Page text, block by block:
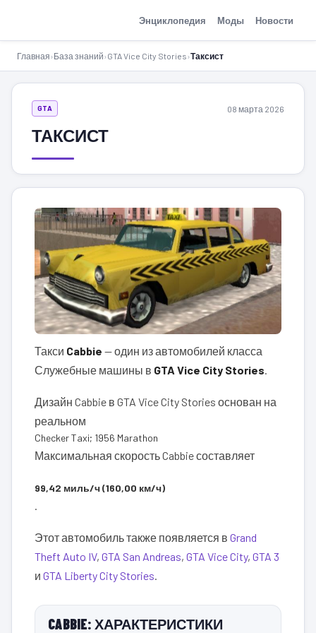
Энциклопедия Моды Новости
Главная›База знаний›GTA Vice City Stories›Таксист
GTA 08 марта 2026
ТАКСИСТ
Такси Cabbie — один из автомобилей класса
Служебные машины в GTA Vice City Stories.
Дизайн Cabbie в GTA Vice City Stories основан на
реальном
Checker Taxi; 1956 Marathon
Максимальная скорость Cabbie составляет
99,42 миль/ч (160,00 км/ч)
.
Этот автомобиль также появляется в Grand
Theft Auto IV, GTA San Andreas, GTA Vice City, GTA 3
и GTA Liberty City Stories.
CABBIE: ХАРАКТЕРИСТИКИ